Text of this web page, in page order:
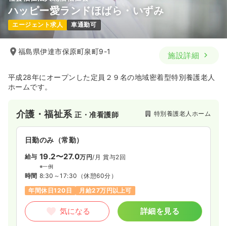
ハッピー愛ランドほばら・いずみ
エージェント求人 車通勤可
福島県伊達市保原町泉町9-1 施設詳細
平成28年にオープンした定員２９名の地域密着型特別養護老人
ホームです。
介護・福祉系正・准看護師 特別養護老人ホーム
日勤のみ（常勤）
給与 19.2〜27.0万円/月 賞与2回
※一例
時間 8:30～17:30 （休憩60分）
年間休日120日
月給27万円以上可
気になる 詳細を見る